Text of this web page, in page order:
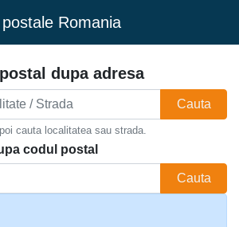
Romania
dupa adresa
Cauta
cauta localitatea sau strada.
codul postal
Cauta